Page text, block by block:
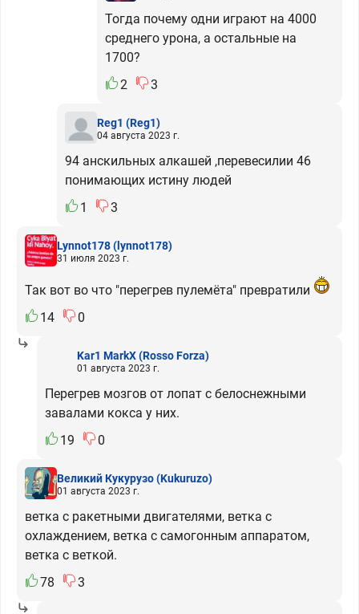
Тогда почему одни играют на 4000
среднего урона, а остальные на
1700?
2
3
Reg1 (Reg1)
04 августа 2023 г.
94 анскильных алкашей ,перевесилии 46
понимающих истину людей
1
3
Lynnot178(lynnot178)
31 июля 2023 г.
Так вот во что "перегрев пулемёта" превратили
14
0
Kar1 MarkX(Rosso Forza)
01 августа 2023 г.
Перегрев мозгов от лопат с белоснежными
завалами кокса у них.
19
0
Великий Кукурузо(Kukuruzo)
01 августа 2023 г.
ветка с ракетными двигателями, ветка с
охлаждением, ветка с самогонным аппаратом,
ветка с веткой.
78
3